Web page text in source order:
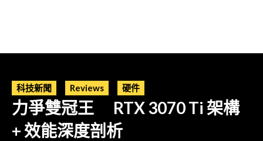
科技新聞 Reviews 硬件
力爭雙冠王 RTX 3070 Ti 架構
+ 效能深度剖析